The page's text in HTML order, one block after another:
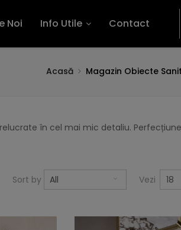
Noi Info Utile Contact
Acasă Magazin Obiecte
în cel mai mic detaliu.
Sort by All Vezi 18